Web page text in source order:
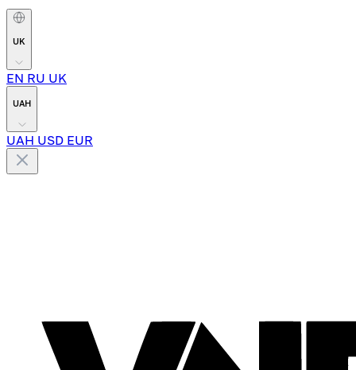
UK
EN RU UK
UAH
UAH USD EUR